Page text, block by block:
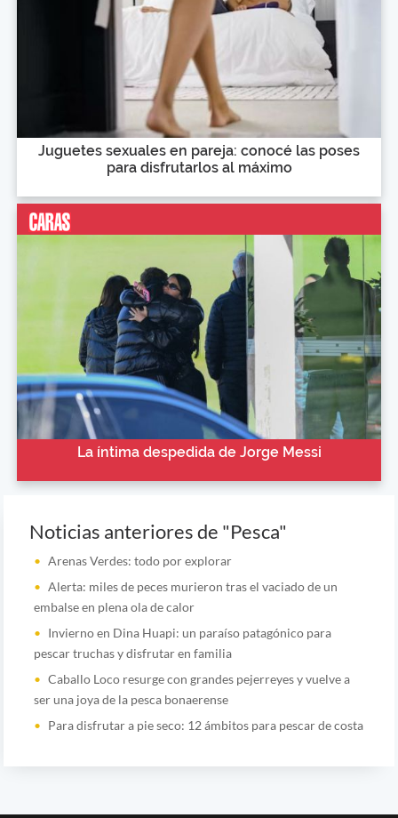
Juguetes sexuales en pareja: conocé las poses
para disfrutarlos al máximo
La íntima despedida de Jorge Messi
Noticias anteriores de "Pesca"
Arenas Verdes: todo por explorar
Alerta: miles de peces murieron tras el vaciado de un
embalse en plena ola de calor
Invierno en Dina Huapi: un paraíso patagónico para
pescar truchas y disfrutar en familia
Caballo Loco resurge con grandes pejerreyes y vuelve a
ser una joya de la pesca bonaerense
Para disfrutar a pie seco: 12 ámbitos para pescar de costa